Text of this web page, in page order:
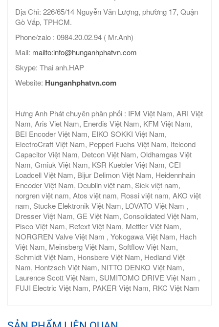
Địa Chỉ: 226/65/14 Nguyễn Văn Lượng, phường 17, Quận
Gò Vấp, TPHCM.
Phone/zalo : 0984.20.02.94 ( Mr.Anh)
Mail: mailto:info@hunganhphatvn.com
Skype: Thai anh.HAP
Website: Hunganhphatvn.com
Hưng Anh Phát chuyên phân phối : IFM Việt Nam, ARI Việt
Nam, Aris Viet Nam, Enerdis Việt Nam, KFM Việt Nam,
BEI Encoder Việt Nam, EIKO SOKKI Việt Nam,
ElectroCraft Việt Nam, Pepperl Fuchs Việt Nam, Itelcond
Capacitor Việt Nam, Detcon Việt Nam, Oldhamgas Việt
Nam, Gmiuk Việt Nam, KSR Kuebler Việt Nam, CEI
Loadcell Việt Nam, Bijur Delimon Việt Nam, Heidennhain
Encoder Việt Nam, Deublin việt nam, Sick việt nam,
norgren việt nam, Atos việt nam, Rossi việt nam, AKO việt
nam, Stucke Elektronik Việt Nam, LOVATO Việt Nam ,
Dresser Việt Nam, GE Việt Nam, Consolidated Việt Nam,
Pisco Việt Nam, Refext Việt Nam, Mettler Việt Nam,
NORGREN Valve Việt Nam , Yokogawa Việt Nam, Hach
Việt Nam, Meinsberg Việt Nam, Softflow Việt Nam,
Schmidt Việt Nam, Honsbere Việt Nam, Hedland Việt
Nam, Hontzsch Việt Nam, NITTO DENKO Việt Nam,
Laurence Scott Việt Nam, SUMITOMO DRIVE Việt Nam ,
FUJI Electric Việt Nam, PAKER Việt Nam, RKC Việt Nam